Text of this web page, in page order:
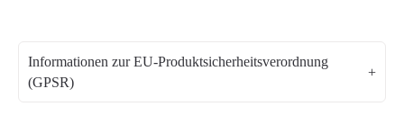
Informationen zur EU-Produktsicherheitsverordnung
(GPSR)